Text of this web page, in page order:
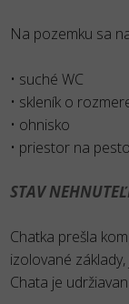
Na pozemku sa
• suché WC
• skleník o
• ohnisko
• priestor na
STAV
Chatka prešla
izolované
Chata je